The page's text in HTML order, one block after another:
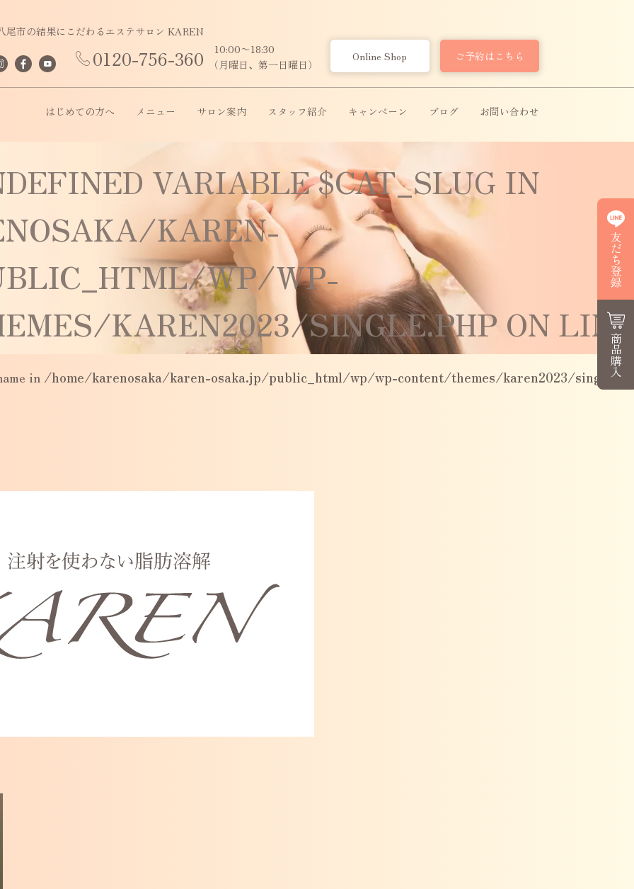
尾市の結果にこだわるエステサロン KAREN
0120-756-360
10:00〜18:30
（月曜日、第一日曜日）
Online Shop ご予約はこちら
はじめての方へ メニュー サロン案内 スタッフ紹介 キャンペーン ブログ お問い合わせ
友だち登録
商品購入
VARIABLE $CAT_SLUG IN
KAREN-
WP/WP-
KAREN2023/SINGLE.PHP ON
in /home/karenosaka/karen-osaka.jp/public_html/wp/wp-content/themes/karen2023/